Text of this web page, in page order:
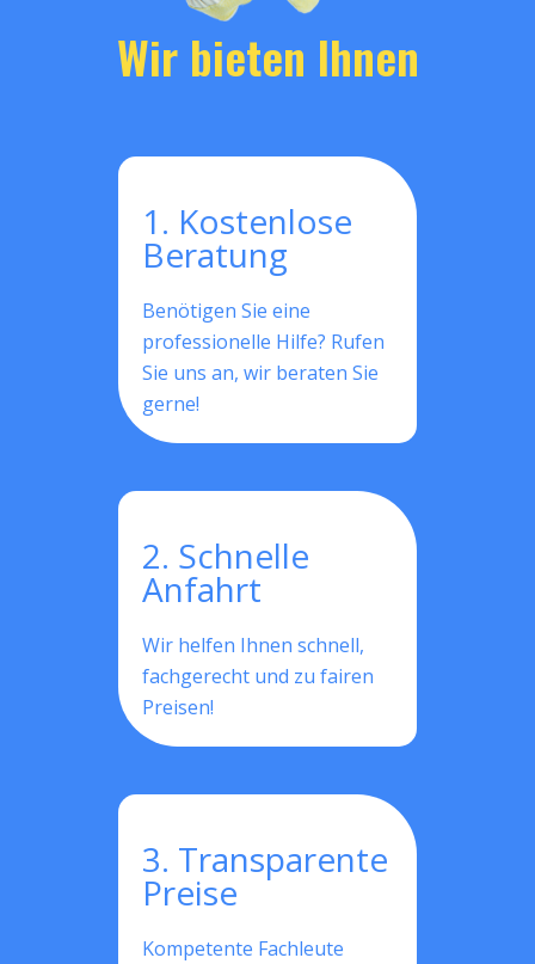
Wir bieten Ihnen
1. Kostenlose
Beratung
Benötigen Sie eine
professionelle Hilfe? Rufen
Sie uns an, wir beraten Sie
gerne!
2. Schnelle
Anfahrt
Wir helfen Ihnen schnell,
fachgerecht und zu fairen
Preisen!
3. Transparente
Preise
Kompetente Fachleute